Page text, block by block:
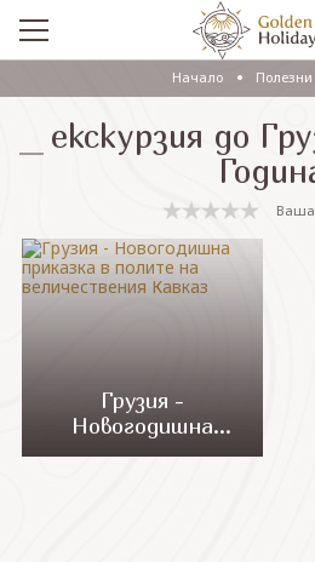
ПРОМО
EКСКУРЗИИ СЪС САМОЛЕТ
ЕКСКУРЗИИ С АВТОБУС
САМОЛЕТНИ ПОЧИВКИ
ПОЧИВКИ С АВТОБУС
ЕКЗОТИКА
Начало
екскурзия до
Грузия -
Новогодишна
приказка в полите